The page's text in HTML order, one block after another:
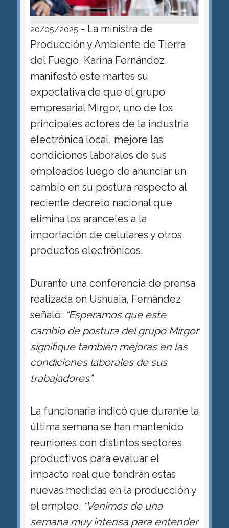
20/05/2025 - La ministra de
Producción y Ambiente de Tierra
del Fuego, Karina Fernández,
manifestó este martes su
expectativa de que el grupo
empresarial Mirgor, uno de los
principales actores de la industria
electrónica local, mejore las
condiciones laborales de sus
empleados luego de anunciar un
cambio en su postura respecto al
reciente decreto nacional que
elimina los aranceles a la
importación de celulares y otros
productos electrónicos.
Durante una conferencia de prensa
realizada en Ushuaia, Fernández
señaló: “Esperamos que este
cambio de postura del grupo Mirgor
signifique también mejoras en las
condiciones laborales de sus
trabajadores”.
La funcionaria indicó que durante la
última semana se han mantenido
reuniones con distintos sectores
productivos para evaluar el
impacto real que tendrán estas
nuevas medidas en la producción y
el empleo. “Venimos de una
semana muy intensa para entender